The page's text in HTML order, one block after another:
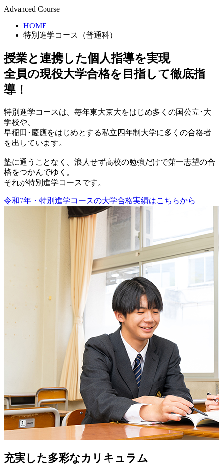
Advanced Course
HOME
特別進学コース（普通科）
授業と連携した個人指導を実現
全員の現役大学合格を目指して徹底指
導！
特別進学コースは、毎年東大京大をはじめ多くの国公立･大
学校や、
早稲田･慶應をはじめとする私立四年制大学に多くの合格者
を出しています。
塾に通うことなく、浪人せず高校の勉強だけで第一志望の合
格をつかんでゆく。
それが特別進学コースです。
令和7年・特別進学コースの大学合格実績はこちらから
充実した多彩なカリキュラム